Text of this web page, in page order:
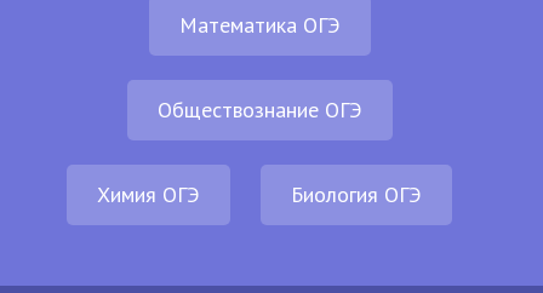
Математика ОГЭ
Обществознание ОГЭ
Химия ОГЭ Биология ОГЭ